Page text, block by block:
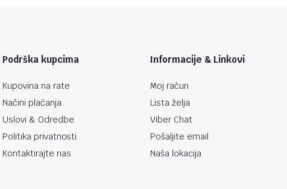
Podrška kupcima
Kupovina na rate
Načini plaćanja
Uslovi & Odredbe
Politika privatnosti
Kontaktirajte nas
Informacije & Linkovi
Moj račun
Lista želja
Viber Chat
Pošaljite email
Naša lokacija